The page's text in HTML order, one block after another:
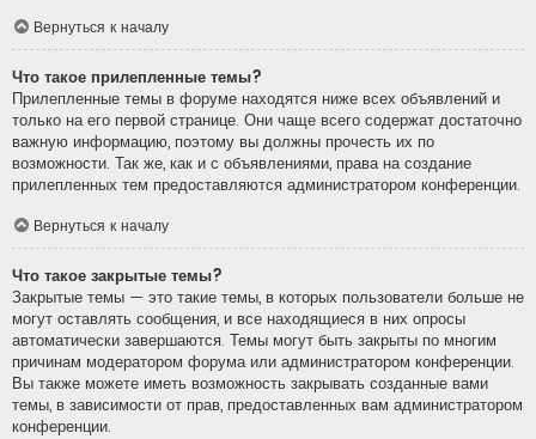
Вернуться к началу
Что такое прилепленные темы?
Прилепленные темы в форуме находятся ниже всех объявлений и
только на его первой странице. Они чаще всего содержат достаточно
важную информацию, поэтому вы должны прочесть их по
возможности. Так же, как и с объявлениями, права на создание
прилепленных тем предоставляются администратором конференции.
Вернуться к началу
Что такое закрытые темы?
Закрытые темы — это такие темы, в которых пользователи больше не
могут оставлять сообщения, и все находящиеся в них опросы
автоматически завершаются. Темы могут быть закрыты по многим
причинам модератором форума или администратором конференции.
Вы также можете иметь возможность закрывать созданные вами
темы, в зависимости от прав, предоставленных вам администратором
конференции.